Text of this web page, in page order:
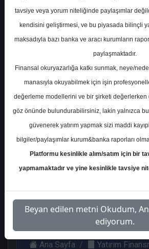
En Yüksek Tahmin
Ortalama Fiyat Tahmini
Ortalama Getiri Potansiyeli
Kurum Sayısı
22
Al
10
Tut
2
Endeks
Get.
6
Çarşamba, 30 Temmuz 2025
Ana Sayfa
Yatırım
tavsiye veya yorum niteliğinde paylaşımlar
kendisini geliştirmesi, ve bu piyasada bilinçli
maksadıyla bazı banka ve aracı kurumların
paylaşmaktadır.
Finansal okuryazarlığa katkı sunmak, neye/neden
manasıyla okuyabilmek için işin
değerleme modellerini ve bir şirketi değerlerken
göz önünde bulundurabilirsiniz, lakin yalnızca
güvenerek yatırım yapmak sizi maddi
bilgiler/paylaşımlar kurum&banka raporları
Platformu kesinlikle alım/satım için bir
yapmamaktadır ve yine kesinlikle tavsiye
Beyan edilen metni Okudum,
ediyorum.